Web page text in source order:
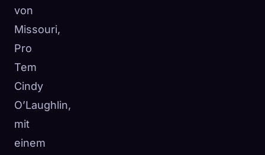
von
Missouri,
Pro
Tem
Cindy
O’Laughlin,
mit
einem